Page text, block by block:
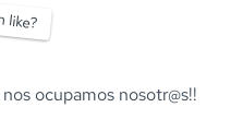
like?
ocupamos nosotr@s!!